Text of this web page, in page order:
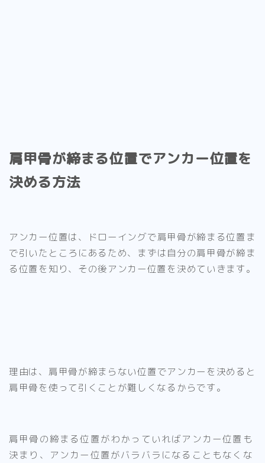
肩甲骨が締まる位置でアンカー位置を
決める方法
アンカー位置は、
ドローイングで肩甲骨が締まる位置ま
で引いたところにある ため、まずは自分の肩甲骨が締ま
る位置を知り、その後アンカー位置を決めていきます。
理由は、 肩甲骨が締まらない位置でアンカーを決めると
肩甲骨を使って引くことが難しくなるからです。
肩甲骨の締まる位置がわかっていればアンカー位置も
決まり、アンカー位置がバラバラになることもなくな